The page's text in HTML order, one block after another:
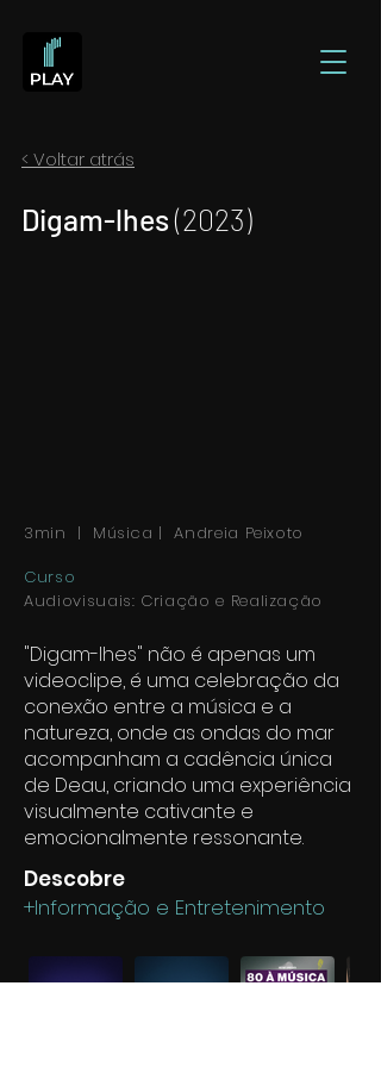
< Voltar atrás
Digam-lhes(2023)
3min | Música | Andreia Peixoto
Curso
Audiovisuais: Criação e Realização
"Digam-lhes" não é apenas um
videoclipe, é uma celebração da
conexão entre a música e a
natureza, onde as ondas do mar
acompanham a cadência única
de Deau, criando uma experiência
visualmente cativante e
emocionalmente ressonante.
Descobre
+Informação e Entretenimento